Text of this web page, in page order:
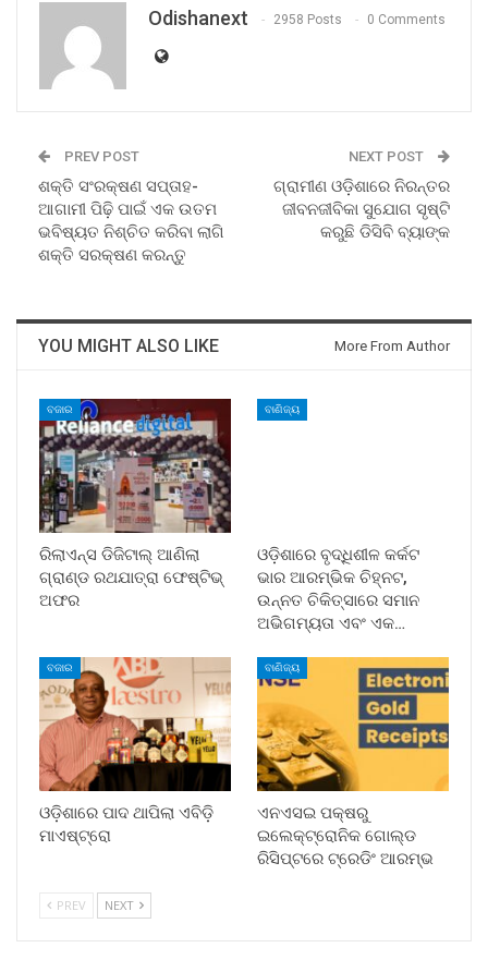
Odishanext 2958 Posts 0 Comments
PREV POST
ଶକ୍ତି ସଂରକ୍ଷଣ ସପ୍ତାହ-
ଆଗାମୀ ପିଢ଼ି ପାଇଁ ଏକ ଉତମ
ଭବିଷ୍ୟତ ନିଶ୍ଚିତ କରିବା ଲାଗି
ଶକ୍ତି ସରକ୍ଷଣ କରନ୍ତୁ
NEXT POST
ଗ୍ରାମୀଣ ଓଡ଼ିଶାରେ ନିରନ୍ତର
ଜୀବନଜୀବିକା ସୁଯୋଗ ସୃଷ୍ଟି
କରୁଛି ଡିସିବି ବ୍ୟାଙ୍କ
YOU MIGHT ALSO LIKE More From Author
ବଜାର
ରିଲାଏନ୍ସ ଡିଜିଟାଲ୍ ଆଣିଲା
ଗ୍ରାଣ୍ଡ ରଥଯାତ୍ରା ଫେଷ୍ଟିଭ୍
ଅଫର
ବାଣିଜ୍ୟ
ଓଡ଼ିଶାରେ ବୃଦ୍ଧିଶୀଳ କର୍କଟ
ଭାର ଆରମ୍ଭିକ ଚିହ୍ନଟ,
ଉନ୍ନତ ଚିକିତ୍ସାରେ ସମାନ
ଅଭିଗମ୍ୟତା ଏବଂ ଏକ…
ବଜାର
ଓଡ଼ିଶାରେ ପାଦ ଥାପିଲା ଏବିଡ଼ି
ମାଏଷ୍ଟ୍ରୋ
ବାଣିଜ୍ୟ
ଏନଏସଇ ପକ୍ଷରୁ
ଇଲେକ୍‌ଟ୍ରୋନିକ ଗୋଲ୍ଡ
ରିସିପ୍ଟରେ ଟ୍ରେଡିଂ ଆରମ୍ଭ
PREV NEXT